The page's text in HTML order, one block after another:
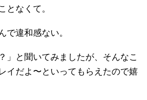
となくて。
で違和感ない。
」と聞いてみましたが、そんなこ
イだよ〜といってもらえたので嬉